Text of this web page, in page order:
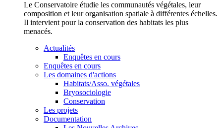
Le Conservatoire étudie les communautés végétales, leur
composition et leur organisation spatiale à différentes échelles.
Il intervient pour la conservation des habitats les plus
menacés.
Actualités
Enquêtes en cours
Enquêtes en cours
Les domaines d'actions
Habitats/Asso. végétales
Bryosociologie
Conservation
Les projets
Documentation